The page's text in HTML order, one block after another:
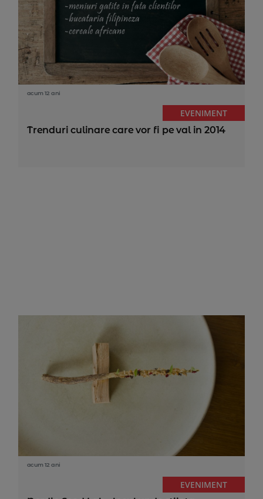
acum 12 ani
EVENIMENT
Trenduri culinare care vor fi pe val in 2014
acum 12 ani
EVENIMENT